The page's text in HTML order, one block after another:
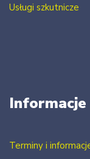
Usługi szkutnicze
Informacje
Terminy i